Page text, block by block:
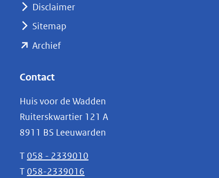
naar
Disclaimer
Sitemap
Archief(opent
(verwijst
naar
een
andere
website)
Contact
Huis voor de Wadden
Ruiterskwartier 121 A
8911 BS Leeuwarden
T 058 - 2339010
T 058-2339016